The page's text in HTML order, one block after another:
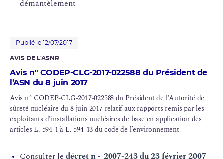
démantèlement
Publié le 12/07/2017
AVIS DE L'ASNR
Avis n° CODEP-CLG-2017-022588 du Président de
l’ASN du 8 juin 2017
Avis n° CODEP-CLG-2017-022588 du Président de l’Autorité de
sûreté nucléaire du 8 juin 2017 relatif aux rapports remis par les
exploitants d’installations nucléaires de base en application des
articles L. 594-1 à L. 594-13 du code de l’environnement
Consulter le décret n o 2007-243 du 23 février 2007